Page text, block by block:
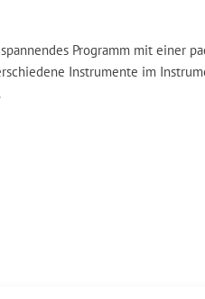
Programm mit einer
Instrumente im